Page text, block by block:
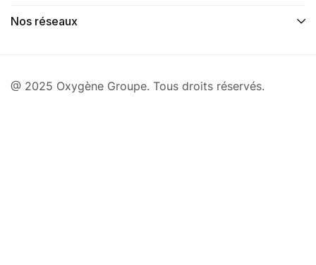
Nos réseaux
@ 2025 Oxygène Groupe. Tous droits réservés.